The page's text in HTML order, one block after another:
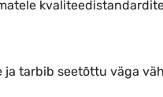
tarbib seetõttu väga